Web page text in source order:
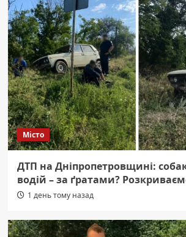
Місто
ДТП на Дніпропетровщині:
водій – за ґратами?
1 день тому назад